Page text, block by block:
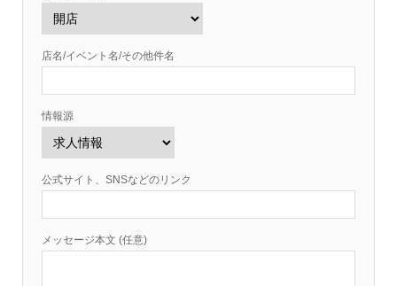
店名/イベント名/その他件名
情報源
公式サイト、SNSなどのリンク
メッセージ本文 (任意)